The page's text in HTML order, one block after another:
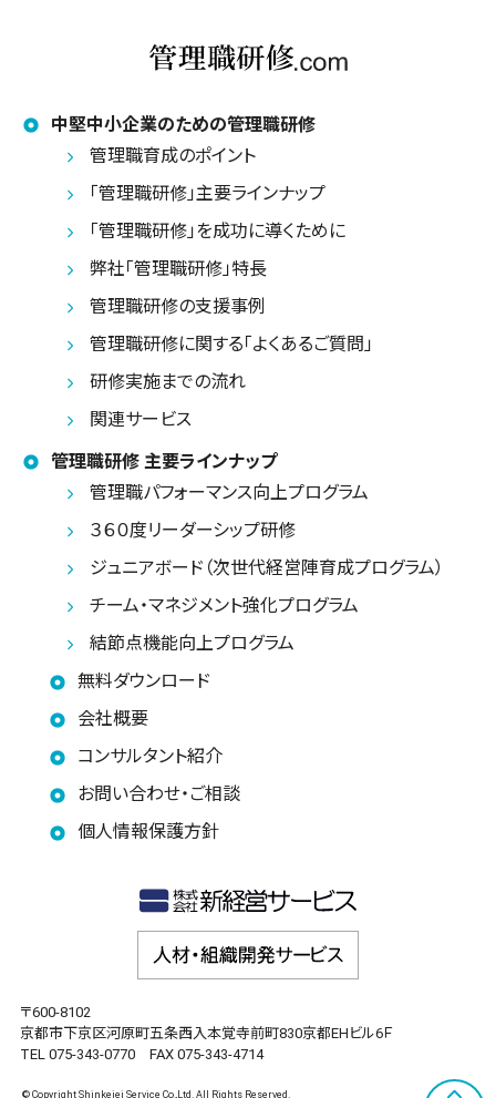
中堅中小企業のための管理職研修
管理職育成のポイント
「管理職研修」主要ラインナップ
「管理職研修」を成功に導くために
弊社「管理職研修」特長
管理職研修の支援事例
管理職研修に関する「よくあるご質問」
研修実施までの流れ
関連サービス
管理職研修 主要ラインナップ
管理職パフォーマンス向上プログラム
３６０度リーダーシップ研修
ジュニアボード（次世代経営陣育成プログラム）
チーム・マネジメント強化プログラム
結節点機能向上プログラム
無料ダウンロード
会社概要
コンサルタント紹介
お問い合わせ・ご相談
個人情報保護方針
〒600-8102
京都市下京区河原町五条西入本覚寺前町830京都EHビル6Ｆ
TEL 075-343-0770 FAX 075-343-4714
© Copyright Shinkeiei Service Co.,Ltd. All Rights Reserved.